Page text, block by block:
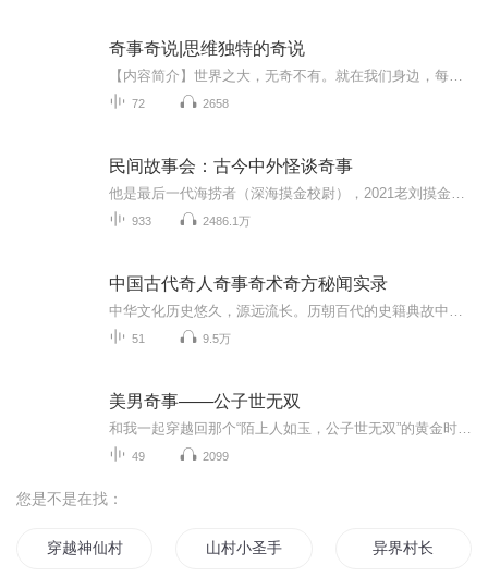
奇事奇说|思维独特的奇说
72 2658
民间故事会：古今中外怪谈奇事
933 2486.1万
中国古代奇人奇事奇术奇方秘闻实录
51 9.5万
美男奇事——公子世无双
49 2099
您是不是在找：
穿越神仙村 山村小圣手 异界村长